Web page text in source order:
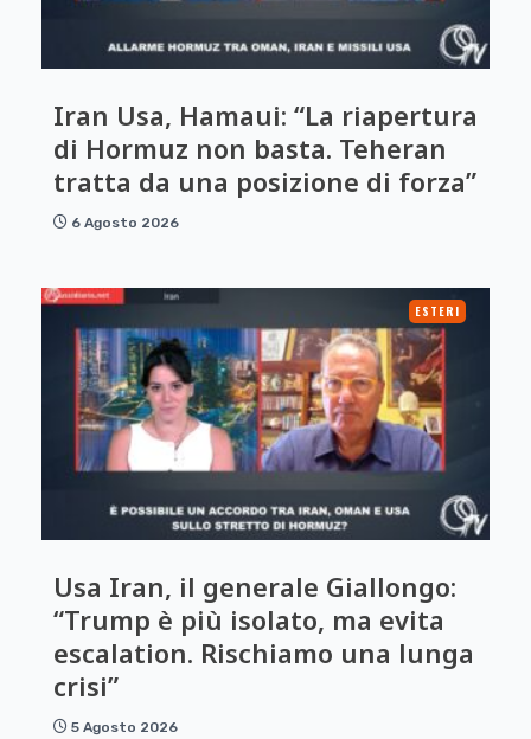
Iran Usa, Hamaui: “La riapertura
di Hormuz non basta. Teheran
tratta da una posizione di forza”
6 Agosto 2026
ESTERI
Usa Iran, il generale Giallongo:
“Trump è più isolato, ma evita
escalation. Rischiamo una lunga
crisi”
5 Agosto 2026